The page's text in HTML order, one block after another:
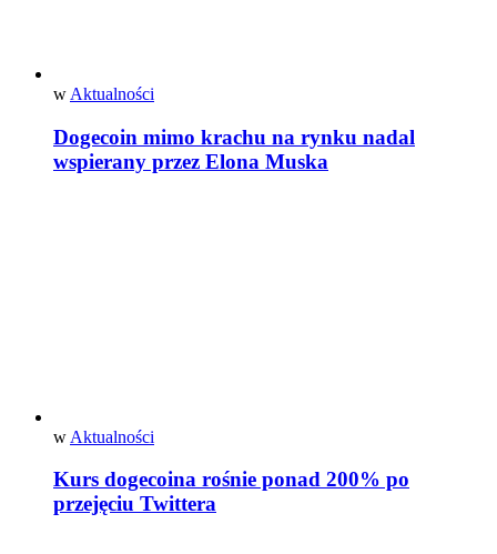
w Aktualności
Dogecoin mimo krachu na rynku nadal
wspierany przez Elona Muska
w Aktualności
Kurs dogecoina rośnie ponad 200% po
przejęciu Twittera